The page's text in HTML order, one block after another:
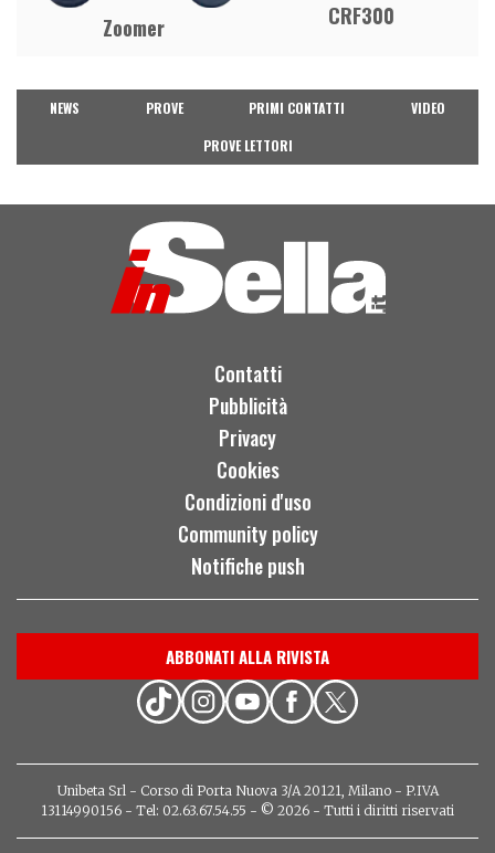
Zoomer CRF300
NEWS PROVE PRIMI CONTATTI
VIDEO
PROVE LETTORI
Contatti
Pubblicità
Privacy
Cookies
Condizioni d'uso
Community policy
Notifiche push
ABBONATI ALLA RIVISTA
Unibeta Srl - Corso di Porta Nuova 3/A 20121, Milano - P.IVA
13114990156 - Tel: 02.63.67.54.55 - © 2026 - Tutti i diritti riservati